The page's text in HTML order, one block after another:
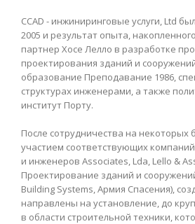
CCAD - инжиниринговые услуги, Ltd
2005 и результат опыта,
партнер Хосе Лелло в разработке
проектирования зданий и
образование Преподавание 1986,
структурах инженерами, а также
институт Порту.
После сотрудничества на некоторых
участием соответствующих компаний
и инженеров Associates, Lda, Lello &
Проектирование зданий и
Building Systems, Армия Спасения),
направлены на установление, до
в области строительной техники,